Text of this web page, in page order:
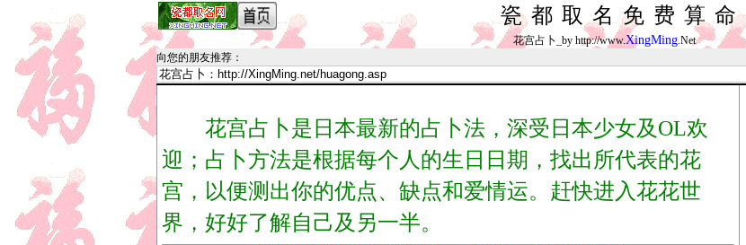
瓷都取名免费算命
花宫占卜_by http://www.XingMing.Net
向您的朋友推荐 ：
花宫占卜是日本最新的占卜法，深受日本少女及OL欢
迎；占卜方法是根据每个人的生日日期，找出所代表的花
宫，以便测出你的优点、缺点和爱情运。赶快进入花花世
界，好好了解自己及另一半。